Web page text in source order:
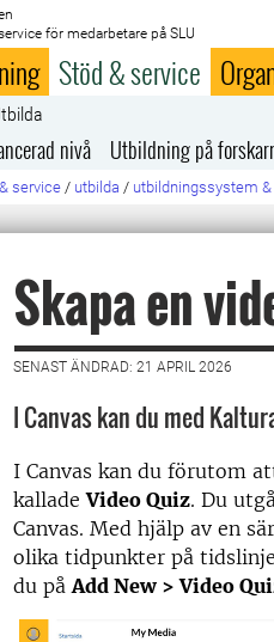
för medarbetare på SLU
Stöd & service
nivå Utbildning på
service / utbilda / utbildningssystem
Skapa en
SENAST ÄNDRAD: 21 APRIL 2026
I Canvas kan du med
I Canvas kan du förutom
kalladeVideo Quiz. Du
Canvas. Med hjälp av en
olika tidpunkter på
du påAdd New > Video